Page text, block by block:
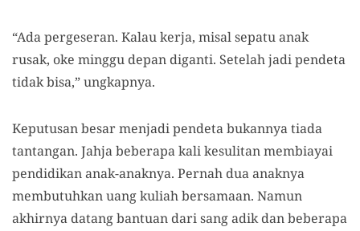
“Ada pergeseran. Kalau kerja, misal sepatu anak
rusak, oke minggu depan diganti. Setelah jadi pendeta
tidak bisa,” ungkapnya.
Keputusan besar menjadi pendeta bukannya tiada
tantangan. Jahja beberapa kali kesulitan membiayai
pendidikan anak-anaknya. Pernah dua anaknya
membutuhkan uang kuliah bersamaan. Namun
akhirnya datang bantuan dari sang adik dan beberapa